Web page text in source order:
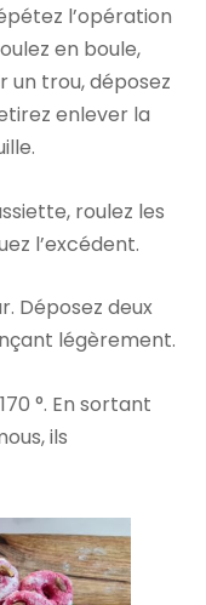
l’opération
en boule,
un trou, déposez
enlever la
roulez les
l’excédent.
Déposez deux
légèrement.
°. En sortant
ils